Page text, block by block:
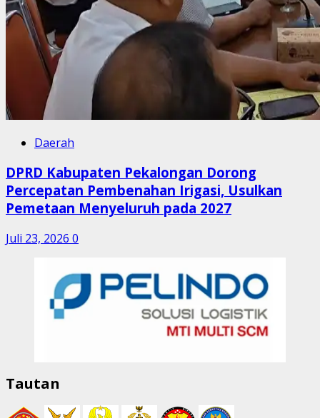
Daerah
DPRD Kabupaten Pekalongan Dorong
Percepatan Pembenahan Irigasi, Usulkan
Pemetaan Menyeluruh pada 2027
Juli 23, 2026 0
Tautan